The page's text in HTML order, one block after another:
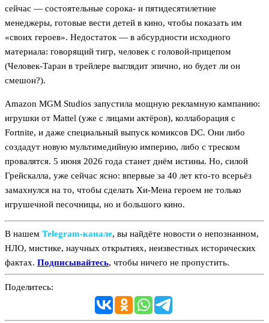
сейчас — состоятельные сорока- и пятидесятилетние
менеджеры, готовые вести детей в кино, чтобы показать им
«своих героев». Недостаток — в абсурдности исходного
материала: говорящий тигр, человек с головой-прицепом
(Человек-Таран в трейлере выглядит эпично, но будет ли он
смешон?).
Amazon MGM Studios запустила мощную рекламную кампанию:
игрушки от Mattel (уже с лицами актёров), коллаборация с
Fortnite, и даже специальный выпуск комиксов DC. Они либо
создадут новую мультимедийную империю, либо с треском
провалятся. 5 июня 2026 года станет днём истины. Но, силой
Грейскалла, уже сейчас ясно: впервые за 40 лет кто-то всерьёз
замахнулся на то, чтобы сделать Хи-Мена героем не только
игрушечной песочницы, но и большого кино.
В нашем Telegram‑канале, вы найдёте новости о непознанном,
НЛО, мистике, научных открытиях, неизвестных исторических
фактах. Подписывайтесь, чтобы ничего не пропустить.
Поделитесь: